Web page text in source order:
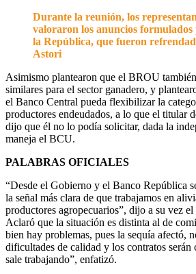
Durante la reunión, los
valoraron los anuncios formulados
la República, que fueron
Astori
Asimismo plantearon que el BROU
similares para el sector ganadero, y
el Banco Central pueda flexibilizar la
productores endeudados, a lo que el titular
dijo que él no lo podía solicitar, dada la
maneja el BCU.
PALABRAS OFICIALES
“Desde el Gobierno y el Banco República
la señal más clara de que trabajamos en
productores agropecuarios”, dijo a su vez
Aclaró que la situación es distinta al de
bien hay problemas, pues la sequía afectó,
dificultades de calidad y los contratos serán
sale trabajando”, enfatizó.